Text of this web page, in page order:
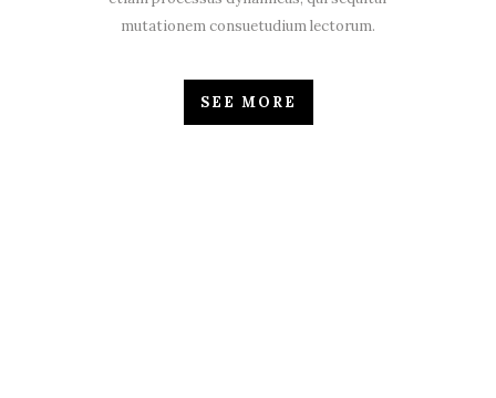
mutationem consuetudium lectorum.
SEE MORE